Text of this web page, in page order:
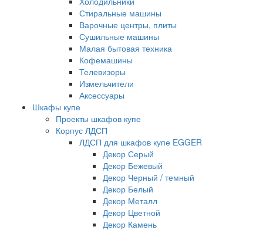
Стиральные машины
Варочные центры, плиты
Сушильные машины
Малая бытовая техника
Кофемашины
Телевизоры
Измельчители
Аксессуары
Шкафы купе
Проекты шкафов купе
Корпус ЛДСП
ЛДСП для шкафов купе EGGER
Декор Серый
Декор Бежевый
Декор Черный / темный
Декор Белый
Декор Металл
Декор Цветной
Декор Камень